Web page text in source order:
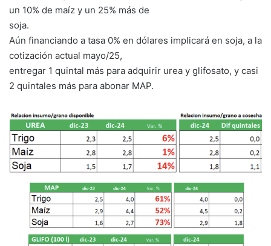
un 10% de maíz y un 25% más de
soja.
Aún financiando a tasa 0% en dólares implicará en soja, a la
cotización actual mayo/25,
entregar 1 quintal más para adquirir urea y glifosato, y casi
2 quintales más para abonar MAP.